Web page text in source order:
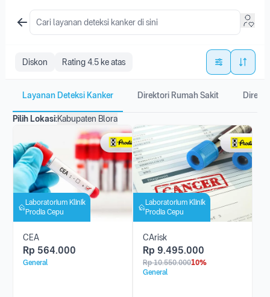
Diskon Rating 4.5 ke atas
Layanan Deteksi Kanker Direktori Rumah Sakit
Pilih Lokasi:Kabupaten Blora
Laboratorium Klinik
Prodia Cepu
CEA
Rp 564.000
General
Laboratorium Klinik
Prodia Cepu
CArisk
Rp 9.495.000
Rp 10.550.00010%
General